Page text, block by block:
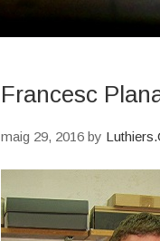
Francesc
maig 29, 2016 by